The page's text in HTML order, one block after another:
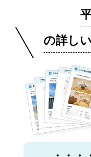
の詳し